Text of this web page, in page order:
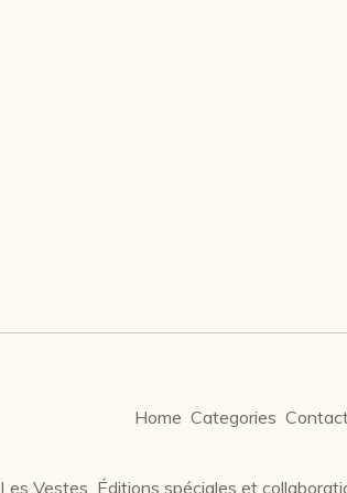
Home Categories
Les Vestes Éditions spéciales et